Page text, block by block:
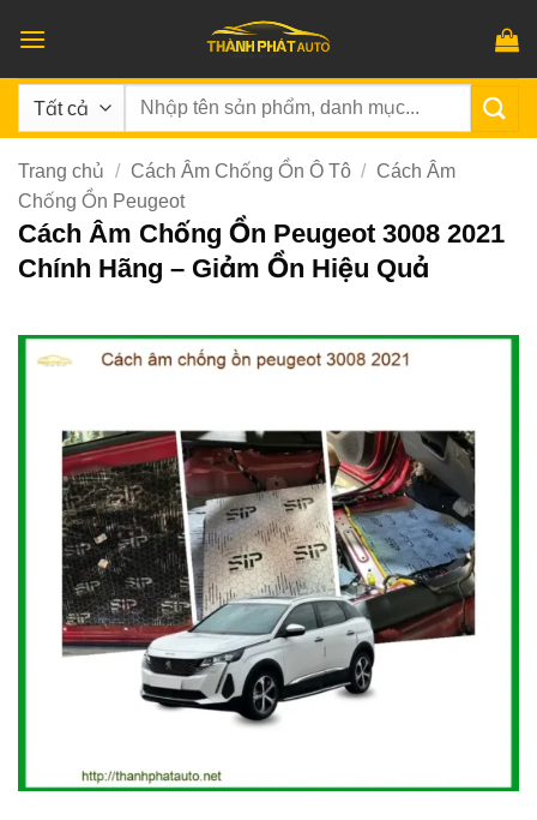
qua
nội
dung
Tìm
Trang chủ / Cách Âm Chống Ồn Ô Tô / Cách Âm
Chống Ồn Peugeot
Cách Âm Chống Ồn Peugeot 3008 2021
Chính Hãng – Giảm Ồn Hiệu Quả